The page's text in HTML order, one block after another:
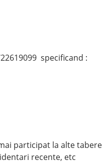
specificand :
participat la alte tabere
recente, etc